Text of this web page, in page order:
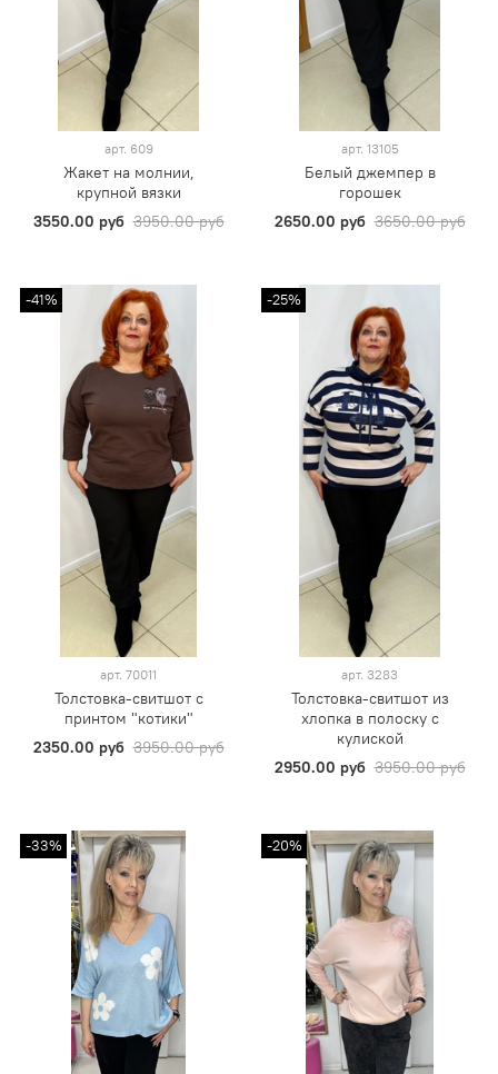
арт. 609
Жакет на молнии,
крупной вязки
3550.00 руб 3950.00 руб
арт. 13105
Белый джемпер в
горошек
2650.00 руб 3650.00 руб
-41%
арт. 70011
Толстовка-свитшот с
принтом "котики"
2350.00 руб 3950.00 руб
-25%
арт. 3283
Толстовка-свитшот из
хлопка в полоску с
кулиской
2950.00 руб 3950.00 руб
-33% -20%